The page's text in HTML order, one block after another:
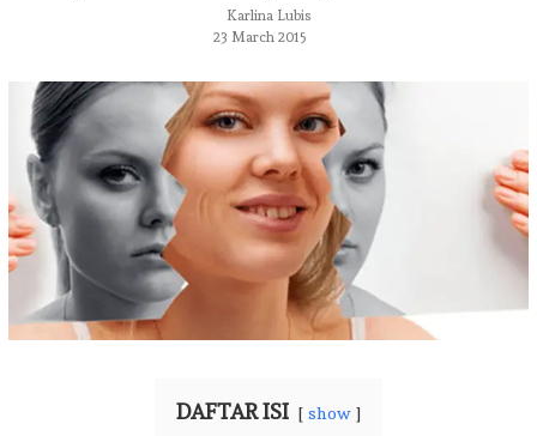
Karlina Lubis
23 March 2015
DAFTAR ISI show